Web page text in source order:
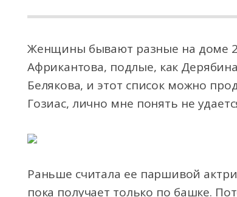
Женщины бывают разные на доме 2
Африкантова, подлые, как
Белякова, и этот список можно
Гозиас, лично мне понять не
Раньше считала ее паршивой
пока получает только по башке.